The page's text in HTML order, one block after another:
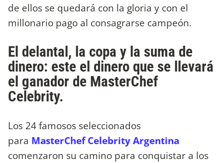
de ellos se quedará con la gloria y con el
millonario pago al consagrarse campeón.
El delantal, la copa y la suma de
dinero: este el dinero que se llevará
el ganador de MasterChef
Celebrity.
Los 24 famosos seleccionados
para MasterChef Celebrity Argentina
comenzaron su camino para conquistar a los